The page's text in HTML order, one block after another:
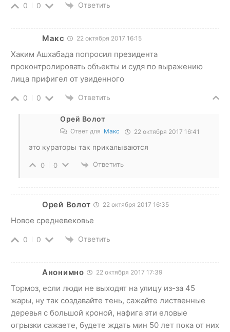
0 0 Ответить
Макс 22 октября 2017 16:15
Хаким Ашхабада попросил президента
проконтролировать объекты и судя по выражению
лица прифигел от увиденного
0 0 Ответить
Орей Волот
Ответ для Макс 22 октября 2017 16:41
это кураторы так прикалываются
0 0 Ответить
Орей Волот 22 октября 2017 16:35
Новое средневековье
0 0 Ответить
Анонимно 22 октября 2017 17:39
Тормоз, если люди не выходят на улицу из-за 45
жары, ну так создавайте тень, сажайте лиственные
деревья с большой кроной, нафига эти еловые
огрызки сажаете, будете ждать мин 50 лет пока от них